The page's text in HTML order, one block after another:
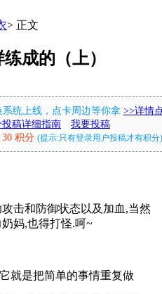
> 正文
成的（上）
系统上线，点卡周边等你拿 >>详情
投稿详细指南
我要投稿
积分 (提示:只有登录用户投稿才有积分)
击和防御状态以及加血,当然
妈,也得打怪.呵~
就是把简单的事情重复做